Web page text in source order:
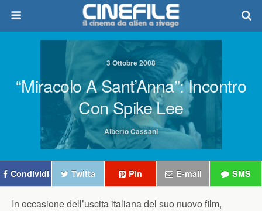
3 Ottobre 2008
“Miracolo A Sant’Anna”: Incontro
Con Spike Lee
Alberto Cassani
Condividi Twitta Pin E-mail SMS
In occasione dell’uscita italiana del suo nuovo film,